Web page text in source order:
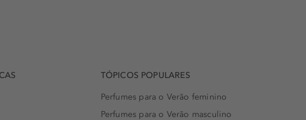
TÓPICOS POPULARES
Perfumes para o Verão feminino
Perfumes para o Verão masculino